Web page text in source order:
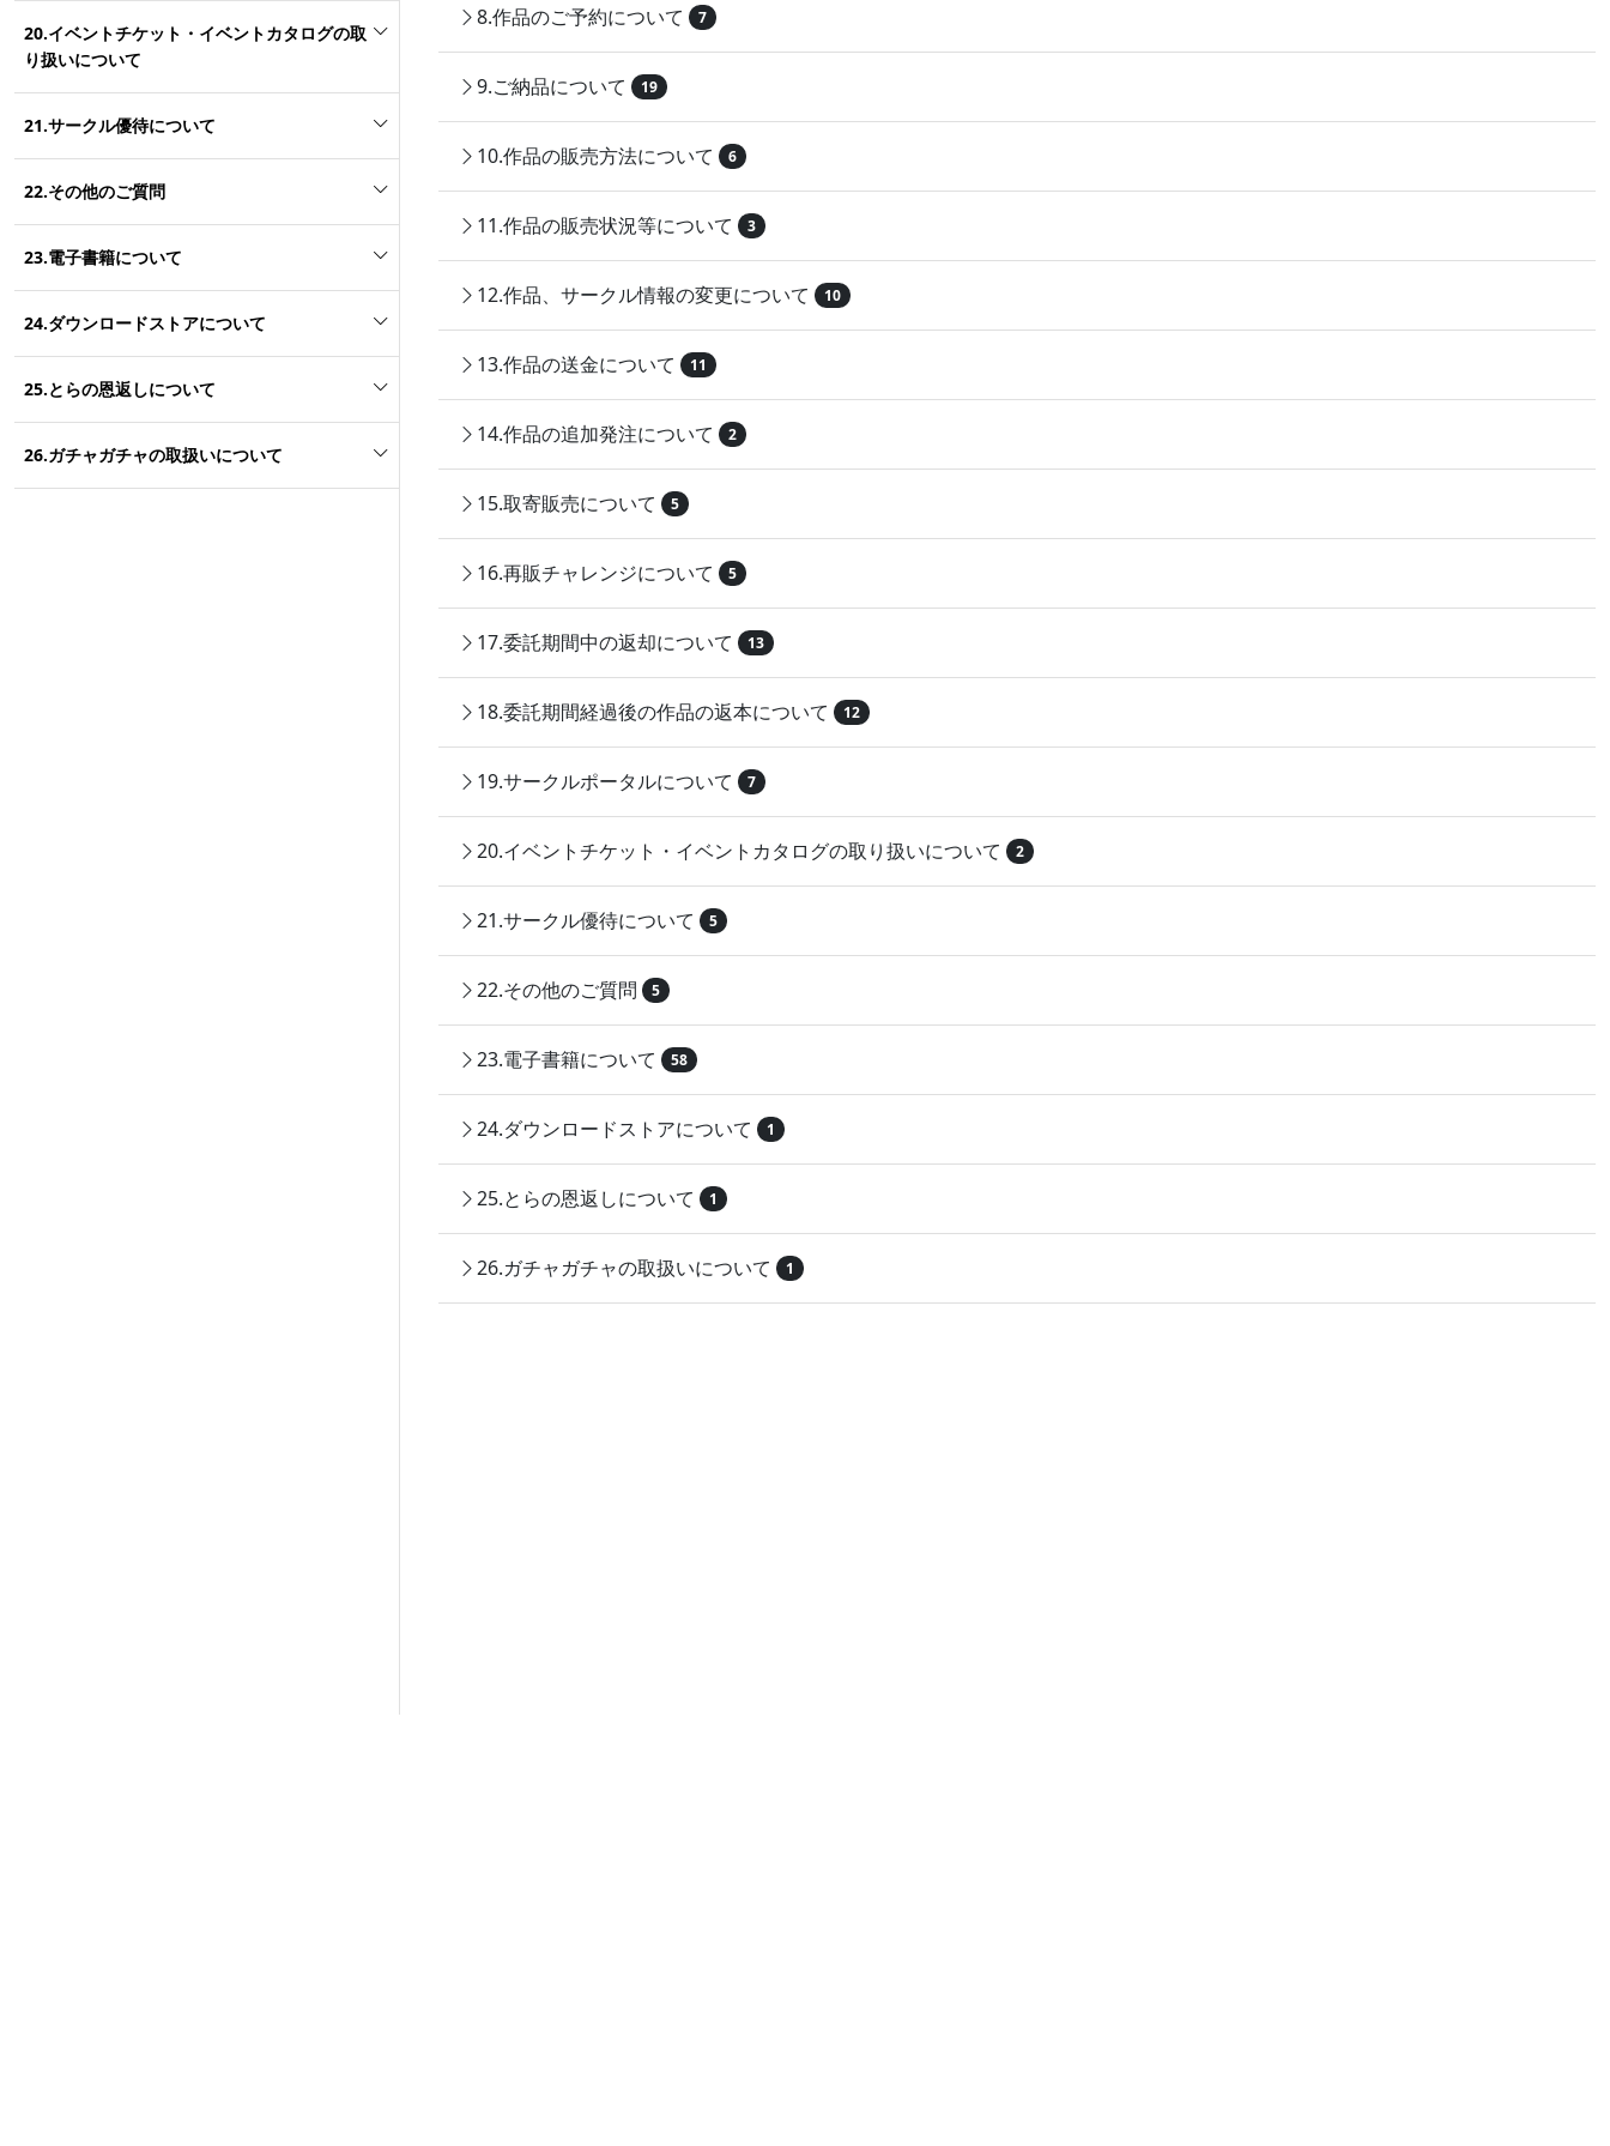
20.イベントチケット・イベントカタログの取
り扱いについて
21.サークル優待について
22.その他のご質問
23.電子書籍について
24.ダウンロードストアについて
25.とらの恩返しについて
26.ガチャガチャの取扱いについて
8.作品のご予約について 7
9.ご納品について 19
10.作品の販売方法について 6
11.作品の販売状況等について 3
12.作品、サークル情報の変更について 10
13.作品の送金について 11
14.作品の追加発注について 2
15.取寄販売について 5
16.再販チャレンジについて 5
17.委託期間中の返却について 13
18.委託期間経過後の作品の返本について 12
19.サークルポータルについて 7
20.イベントチケット・イベントカタログの取り扱いについて 2
21.サークル優待について 5
22.その他のご質問 5
23.電子書籍について 58
24.ダウンロードストアについて 1
25.とらの恩返しについて 1
26.ガチャガチャの取扱いについて 1